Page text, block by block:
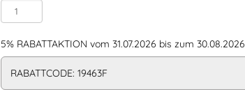
5% RABATTAKTION vom 31.07.2026 bis zum 30.08.2026
RABATTCODE: 19463F